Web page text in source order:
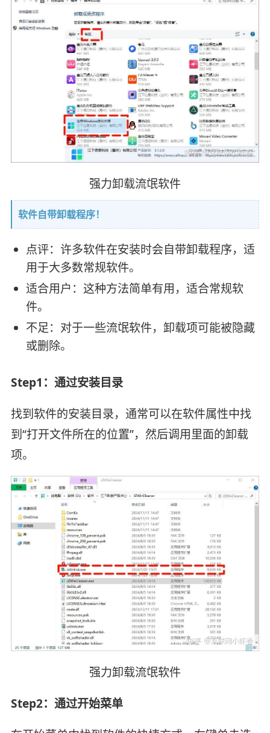
强力卸载流氓软件
软件自带卸载程序！
点评：许多软件在安装时会自带卸载程序，适
用于大多数常规软件。
适合用户：这种方法简单有用，适合常规软
件。
不足：对于一些流氓软件，卸载项可能被隐藏
或删除。
Step1：‌通过安装目录‌
找到软件的安装目录，通常可以在软件属性中找
到“打开文件所在的位置”，然后调用里面的卸载
项。
强力卸载流氓软件
Step2：‌通过开始菜单‌